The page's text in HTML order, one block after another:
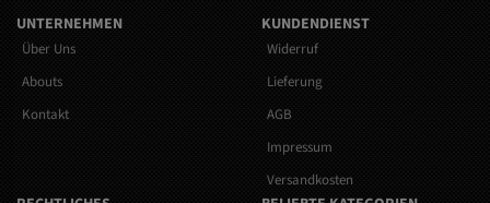
UNTERNEHMEN
Über Uns
Abouts
Kontakt
KUNDENDIENST
Widerruf
Lieferung
AGB
Impressum
Versandkosten